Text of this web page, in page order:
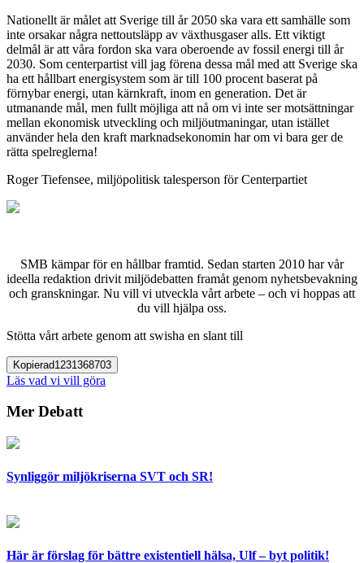
Nationellt är målet att Sverige till år 2050 ska vara ett samhälle som
inte orsakar några nettoutsläpp av växthusgaser alls. Ett viktigt
delmål är att våra fordon ska vara oberoende av fossil energi till år
2030. Som centerpartist vill jag förena dessa mål med att Sverige ska
ha ett hållbart energisystem som är till 100 procent baserat på
förnybar energi, utan kärnkraft, inom en generation. Det är
utmanande mål, men fullt möjliga att nå om vi inte ser motsättningar
mellan ekonomisk utveckling och miljöutmaningar, utan istället
använder hela den kraft marknadsekonomin har om vi bara ger de
rätta spelreglerna!
Roger Tiefensee, miljöpolitisk talesperson för Centerpartiet
SMB kämpar för en hållbar framtid. Sedan starten 2010 har vår
ideella redaktion drivit miljödebatten framåt genom nyhetsbevakning
och granskningar. Nu vill vi utveckla vårt arbete – och vi hoppas att
du vill hjälpa oss.
Stötta vårt arbete genom att swisha en slant till
Kopierad1231368703
Läs vad vi vill göra
Mer Debatt
Synliggör miljökriserna SVT och SR!
Här är förslag för bättre existentiell hälsa, Ulf – byt politik!